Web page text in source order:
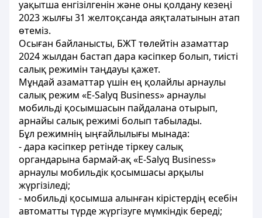
уақытша енгізілгенін және оны қолдану кезеңі
2023 жылғы 31 желтоқсанда аяқталатынын атап
өтеміз.
Осыған байланысты, БЖТ төлейтін азаматтар
2024 жылдан бастап дара кәсіпкер болып, тиісті
салық режимін таңдауы қажет.
Мұндай азаматтар үшін ең қолайлы арнаулы
салық режим «E-Salyq Business» арнаулы
мобильді қосымшасын пайдалана отырып,
арнайы салық режимі болып табылады.
Бұл режимнің ыңғайлылығы мынада:
- дара кәсіпкер ретінде тіркеу салық
органдарына бармай-ақ «E-Salyq Business»
арнаулы мобильдік қосымшасы арқылы
жүргізіледі;
- мобильді қосымша алынған кірістердің есебін
автоматты түрде жүргізуге мүмкіндік береді;